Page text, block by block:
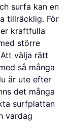
surfa kan en
tillräcklig. För
kraftfulla
större
välja rätt
så många
är ute efter
det många
surfplattan
vardag